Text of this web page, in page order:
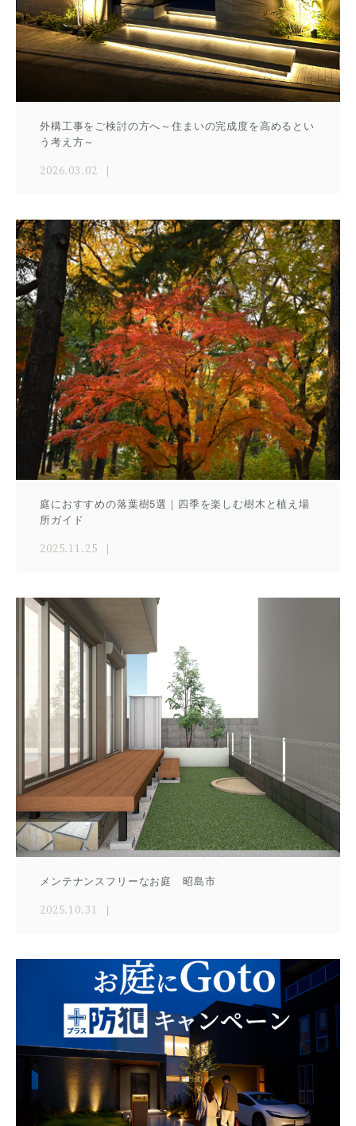
外構工事をご検討の方へ～住まいの完成度を高めるとい
う考え方～
2026.03.02
庭におすすめの落葉樹5選｜四季を楽しむ樹木と植え場
所ガイド
2025.11.25
メンテナンスフリーなお庭 昭島市
2025.10.31